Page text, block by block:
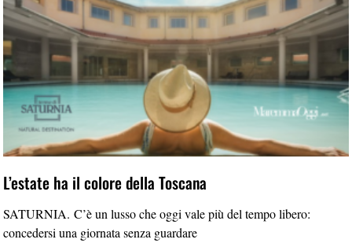
L’estate ha il colore della Toscana
SATURNIA. C’è un lusso che oggi vale più del tempo libero:
concedersi una giornata senza guardare